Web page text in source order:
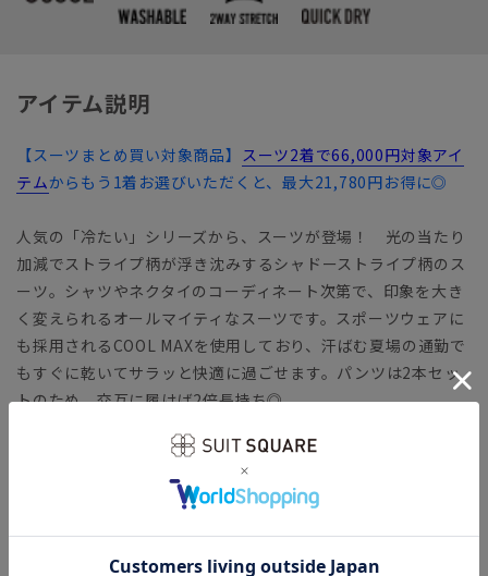
アイテム説明
【スーツまとめ買い対象商品】 スーツ2着で66,000円対象アイ
テムからもう1着お選びいただくと、最大21,780円お得に◎
人気の「冷たい」シリーズから、スーツが登場！ 光の当たり
加減でストライプ柄が浮き沈みするシャドーストライプ柄のス
ーツ。シャツやネクタイのコーディネート次第で、印象を大き
く変えられるオールマイティなスーツです。スポーツウェアに
も採用されるCOOL MAXを使用しており、汗ばむ夏場の通勤で
もすぐに乾いてサラッと快適に過ごせます。パンツは2本セッ
トのため、交互に履けば2倍長持ち◎
【モデル】 MODERN CLASSIC MODEL（CH22）
コンパクトフォルムのジャケットに、シャープなテーパードパ
ンツをセットした人気のタイトフィットモデル。モダンなシル
エットながら、軽めの副資材で窮屈さを感じさせません。ラウ
ンドしたフロントカットやサイドベンツなど、クラシカルなデ